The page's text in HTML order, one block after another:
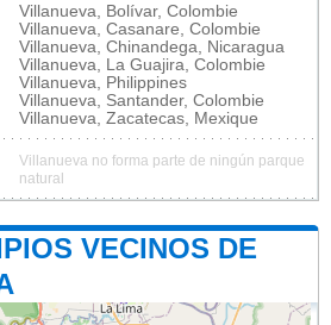
Villanueva, Bolívar, Colombie
Villanueva, Casanare, Colombie
Villanueva, Chinandega, Nicaragua
Villanueva, La Guajira, Colombie
Villanueva, Philippines
Villanueva, Santander, Colombie
Villanueva, Zacatecas, Mexique
Villanueva no forma parte de ningún parque
natural
VECINOS DE